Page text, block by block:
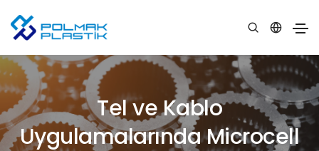
Tel ve Kablo
Uygulamalarında Microcell